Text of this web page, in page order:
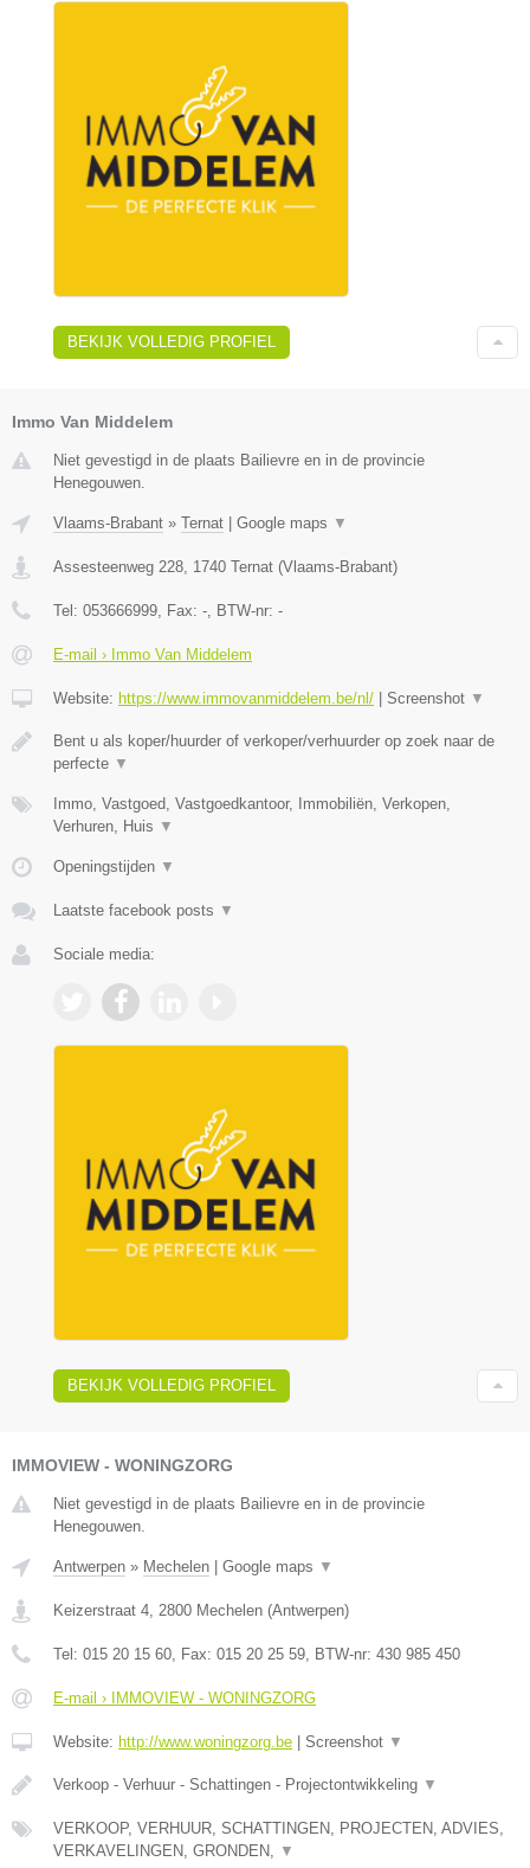
BEKIJK VOLLEDIG PROFIEL
Immo Van Middelem
Niet gevestigd in de plaats Bailievre en in de provincie
Henegouwen.
Vlaams-Brabant » Ternat Google maps ▼
Assesteenweg 228 1740 Ternat (Vlaams-Brabant)
Tel: 053666999 , Fax: - , BTW-nr: -
E-mail › Immo Van Middelem
Website: https://www.immovanmiddelem.be/nl/ Screenshot ▼
Bent u als koper/huurder of verkoper/verhuurder op zoek naar de
perfecte ▼
Immo, Vastgoed, Vastgoedkantoor, Immobiliën, Verkopen,
Verhuren, Huis ▼
Openingstijden ▼
Laatste facebook posts ▼
Sociale media:
BEKIJK VOLLEDIG PROFIEL
IMMOVIEW - WONINGZORG
Niet gevestigd in de plaats Bailievre en in de provincie
Henegouwen.
Antwerpen » Mechelen Google maps ▼
Keizerstraat 4 2800 Mechelen (Antwerpen)
Tel: 015 20 15 60 , Fax: 015 20 25 59 , BTW-nr: 430 985 450
E-mail › IMMOVIEW - WONINGZORG
Website: http://www.woningzorg.be Screenshot ▼
Verkoop - Verhuur - Schattingen - Projectontwikkeling ▼
VERKOOP, VERHUUR, SCHATTINGEN, PROJECTEN, ADVIES,
VERKAVELINGEN, GRONDEN,
▼